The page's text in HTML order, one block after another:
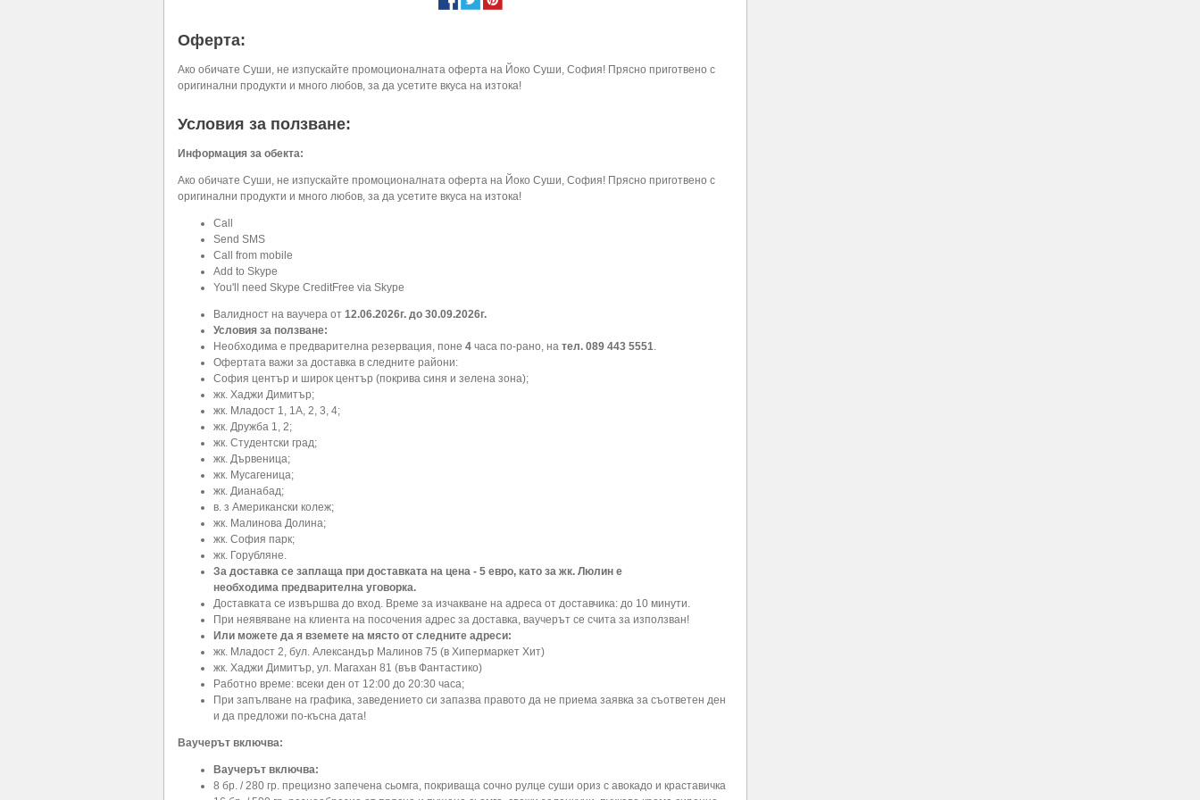
Оферта:
Ако обичате Суши, не изпускайте промоционалната оферта на Йоко Суши, София! Прясно приготвено с
оригинални продукти и много любов, за да усетите вкуса на изтока!
Условия за ползване:
Информация за обекта:
Ако обичате Суши, не изпускайте промоционалната оферта на Йоко Суши, София! Прясно приготвено с
оригинални продукти и много любов, за да усетите вкуса на изтока!
Call
Send SMS
Call from mobile
Add to Skype
You'll need Skype CreditFree via Skype
Валидност на ваучера от 12.06.2026г. до 30.09.2026г.
Условия за ползване:
Необходима е предварителна резервация, поне 4 часа по-рано, на тел. 089 443 5551.
Офертата важи за доставка в следните райони:
София център и широк център (покрива синя и зелена зона);
жк. Хаджи Димитър;
жк. Младост 1, 1А, 2, 3, 4;
жк. Дружба 1, 2;
жк. Студентски град;
жк. Дървеница;
жк. Мусагеница;
жк. Дианабад;
в. з Американски колеж;
жк. Малинова Долина;
жк. София парк;
жк. Горубляне.
За доставка се заплаща при доставката на цена - 5 евро, като за жк. Люлин е
необходима предварителна уговорка.
Доставката се извършва до вход. Време за изчакване на адреса от доставчика: до 10 минути.
При неявяване на клиента на посочения адрес за доставка, ваучерът се счита за използван!
Или можете да я вземете на място от следните адреси:
жк. Младост 2, бул. Александър Малинов 75 (в Хипермаркет Хит)
жк. Хаджи Димитър, ул. Магахан 81 (във Фантастико)
Работно време: всеки ден от 12:00 до 20:30 часа;
При запълване на графика, заведението си запазва правото да не приема заявка за съответен ден
и да предложи по-късна дата!
Ваучерът включва:
Ваучерът включва:
8 бр. / 280 гр. прецизно запечена сьомга, покриваща сочно рулце суши ориз с авокадо и краставичка